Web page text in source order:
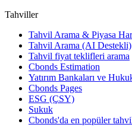
Tahviller
Tahvil Arama & Piyasa
Tahvil Arama (AI Destekli)
Tahvil fiyat teklifleri arama
Cbonds Estimation
Yatırım Bankaları ve
Cbonds Pages
ESG (ÇSY)
Sukuk
Cbonds'da en popüler